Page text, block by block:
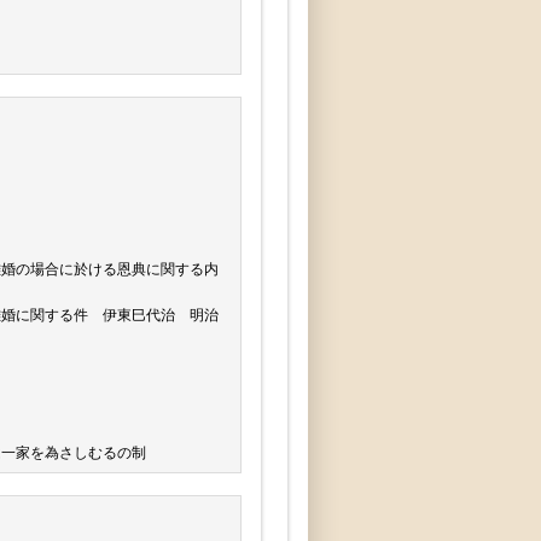
の場合に於ける恩典に関する内
婚に関する件 伊東巳代治 明治
家を為さしむるの制